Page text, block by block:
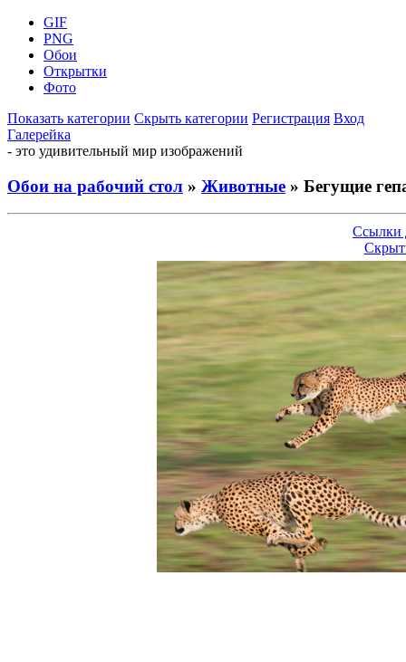
GIF
PNG
Обои
Открытки
Фото
Показать категории Скрыть категории Регистрация Вход
Галерейка
- это удивительный мир изображений
Обои на рабочий стол » Животные » Бегущие
Ссылки